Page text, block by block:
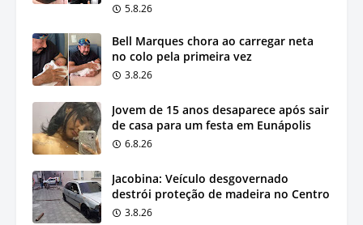
5.8.26
Bell Marques chora ao carregar neta
no colo pela primeira vez
3.8.26
Jovem de 15 anos desaparece após sair
de casa para um festa em Eunápolis
6.8.26
Jacobina: Veículo desgovernado
destrói proteção de madeira no Centro
3.8.26